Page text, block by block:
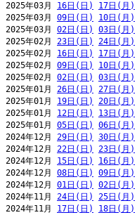
2025年03月 16日(日) 17日(月)
2025年03月 09日(日) 10日(月)
2025年03月 02日(日) 03日(月)
2025年02月 23日(日) 24日(月)
2025年02月 16日(日) 17日(月)
2025年02月 09日(日) 10日(月)
2025年02月 02日(日) 03日(月)
2025年01月 26日(日) 27日(月)
2025年01月 19日(日) 20日(月)
2025年01月 12日(日) 13日(月)
2025年01月 05日(日) 06日(月)
2024年12月 29日(日) 30日(月)
2024年12月 22日(日) 23日(月)
2024年12月 15日(日) 16日(月)
2024年12月 08日(日) 09日(月)
2024年12月 01日(日) 02日(月)
2024年11月 24日(日) 25日(月)
2024年11月 17日(日) 18日(月)